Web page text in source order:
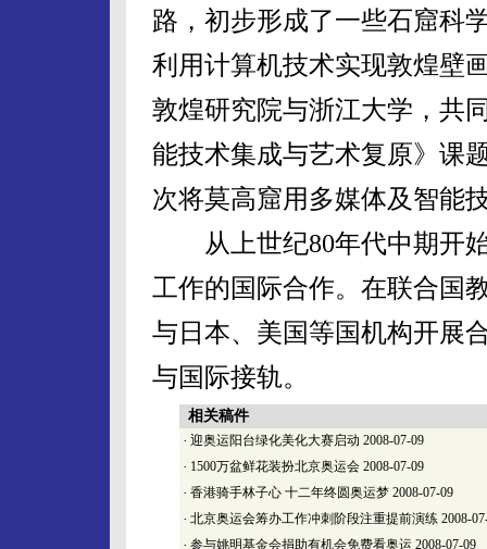
路，初步形成了一些石窟科
利用计算机技术实现敦煌壁
敦煌研究院与浙江大学，共
能技术集成与艺术复原》课
次将莫高窟用多媒体及智能
从上世纪80年代中期开始
工作的国际合作。在联合国
与日本、美国等国机构开展
与国际接轨。
相关稿件
· 迎奥运阳台绿化美化大赛启动 2008-07-09
· 1500万盆鲜花装扮北京奥运会 2008-07-09
· 香港骑手林子心 十二年终圆奥运梦 2008-07-09
· 北京奥运会筹办工作冲刺阶段注重提前演练 2008-
· 参与姚明基金会捐助有机会免费看奥运 2008-07-09